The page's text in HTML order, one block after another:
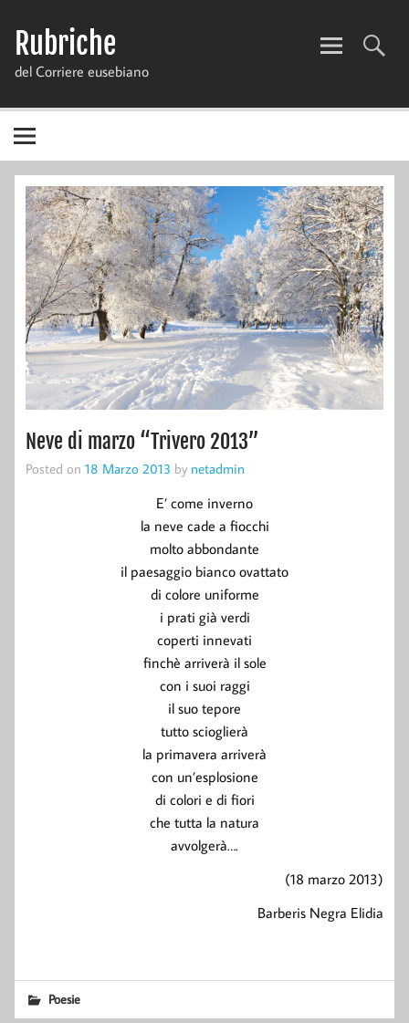
contentRubriche
del Corriere eusebiano
Neve di marzo “Trivero 2013”
Posted on 18 Marzo 2013 by netadmin
E’ come inverno
la neve cade a fiocchi
molto abbondante
il paesaggio bianco ovattato
di colore uniforme
i prati già verdi
coperti innevati
finchè arriverà il sole
con i suoi raggi
il suo tepore
tutto scioglierà
la primavera arriverà
con un’esplosione
di colori e di fiori
che tutta la natura
avvolgerà….
(18 marzo 2013)
Barberis Negra Elidia
Poesie